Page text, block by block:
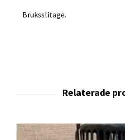
Bruksslitage.